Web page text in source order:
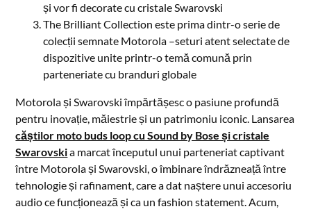
și vor fi decorate cu cristale Swarovski
The Brilliant Collection este prima dintr-o serie de
colecții semnate Motorola –seturi atent selectate de
dispozitive unite printr-o temă comună prin
parteneriate cu branduri globale
Motorola și Swarovski împărtășesc o pasiune profundă
pentru inovație, măiestrie și un patrimoniu iconic. Lansarea
căștilor moto buds loop cu Sound by Bose și cristale
Swarovskia marcat începutul unui parteneriat captivant
între Motorola și Swarovski, o îmbinare îndrăzneață între
tehnologie și rafinament, care a dat naștere unui accesoriu
audio ce funcționează și ca un fashion statement. Acum,